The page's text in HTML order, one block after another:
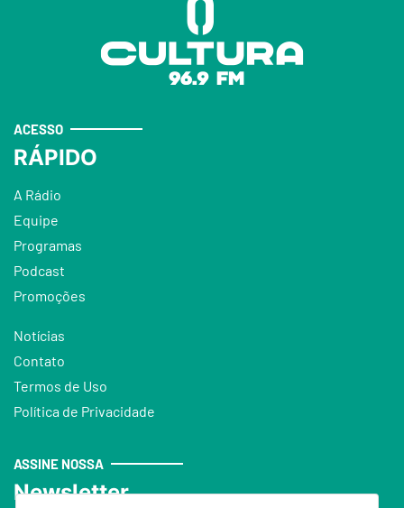
ACESSO
RÁPIDO
A Rádio
Equipe
Programas
Podcast
Promoções
Notícias
Contato
Termos de Uso
Política de Privacidade
ASSINE NOSSA
Newsletter